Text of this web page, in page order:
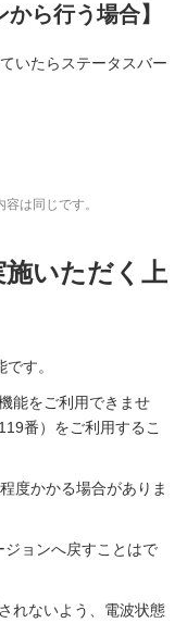
ら行う場合】
いたらステータスバー
は同じです。
いただく上
す。
能をご利用できませ
番）をご利用するこ
度かかる場合がありま
ョンへ戻すことはで
れないよう、電波状態